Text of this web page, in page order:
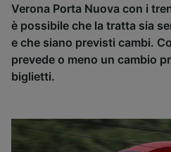
Verona Porta Nuova con i
è possibile che la tratta sia
e che siano previsti cambi.
prevede o meno un cambio
biglietti.